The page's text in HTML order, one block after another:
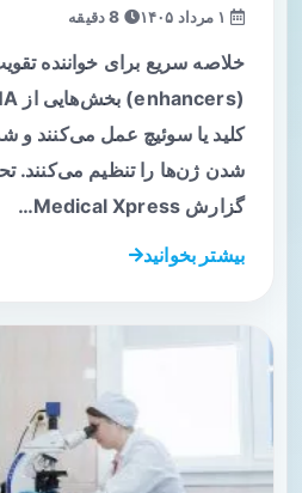
خلاصه سریع برای خواننده
کلید یا سوئیچ عمل می‌کنند
شدن ژن‌ها را تنظیم می‌کنند.
گزارش Medical Xpress…
بیشتر بخوانید